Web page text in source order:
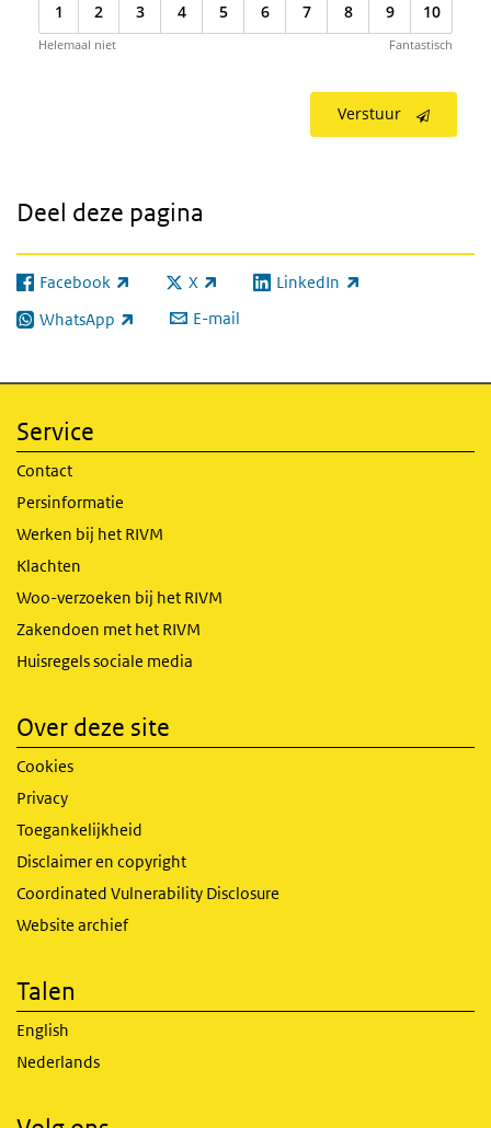
1 2 3 4 5 6 7 8 9 10
Helemaal niet Fantastisch
Verstuur
Deel deze pagina
Facebook
(externe link) X
(externe link) LinkedIn
(externe link)
WhatsApp
(externe link) E-mail
Service
Contact
Persinformatie
Werken bij het RIVM
Klachten
Woo-verzoeken bij het RIVM
Zakendoen met het RIVM
Huisregels sociale media
Over deze site
Cookies
Privacy
Toegankelijkheid
Disclaimer en copyright
Coordinated Vulnerability Disclosure
Website archief
Talen
English
Nederlands